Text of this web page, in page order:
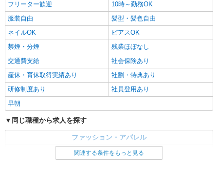
フリーター歓迎
10時～勤務OK
服装自由
髪型・髪色自由
ネイルOK
ピアスOK
禁煙・分煙
残業ほぼなし
交通費支給
社会保険あり
産休・育休取得実績あり
社割・特典あり
研修制度あり
社員登用あり
早朝
同じ職種から求人を探す
ファッション・アパレル
関連する条件をもっと見る